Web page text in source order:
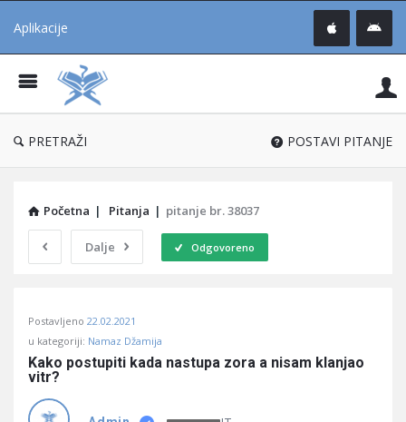
Aplikacije
®
PRETRAŽI POSTAVI PITANJE
Početna | Pitanja | pitanje br. 38037
Dalje Odgovoreno
Učene
Latest
Pitanja
Postavljeno 22.02.2021
u kategoriji: Namaz Džamija
Kako postupiti kada nastupa zora a nisam klanjao
vitr?